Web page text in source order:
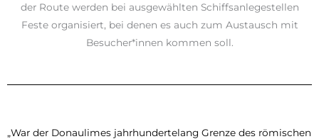
der Route werden bei ausgewählten Schiffsanlegestellen
Feste organisiert, bei denen es auch zum Austausch mit
Besucher*innen kommen soll.
„War der Donaulimes jahrhundertelang Grenze des römischen